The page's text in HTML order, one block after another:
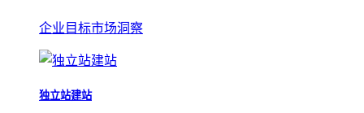
企业目标市场洞察
独立站建站